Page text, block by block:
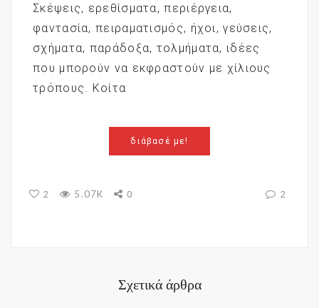
Σκέψεις, ερεθίσματα, περιέργεια,
φαντασία, πειραματισμός, ήχοι, γεύσεις,
σχήματα, παράδοξα, τολμήματα, ιδέες
που μπορούν να εκφραστούν με χίλιους
τρόπους. Κοίτα
διάβασέ με!
2 5.07K 0 2
Σχετικά άρθρα